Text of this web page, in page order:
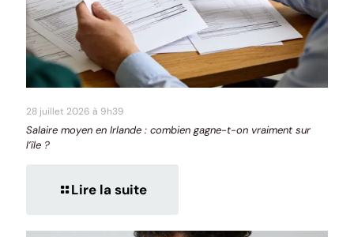
28 juillet 2026 à 9h39
Salaire moyen en Irlande : combien gagne-t-on vraiment sur
l’île ?
Lire la suite